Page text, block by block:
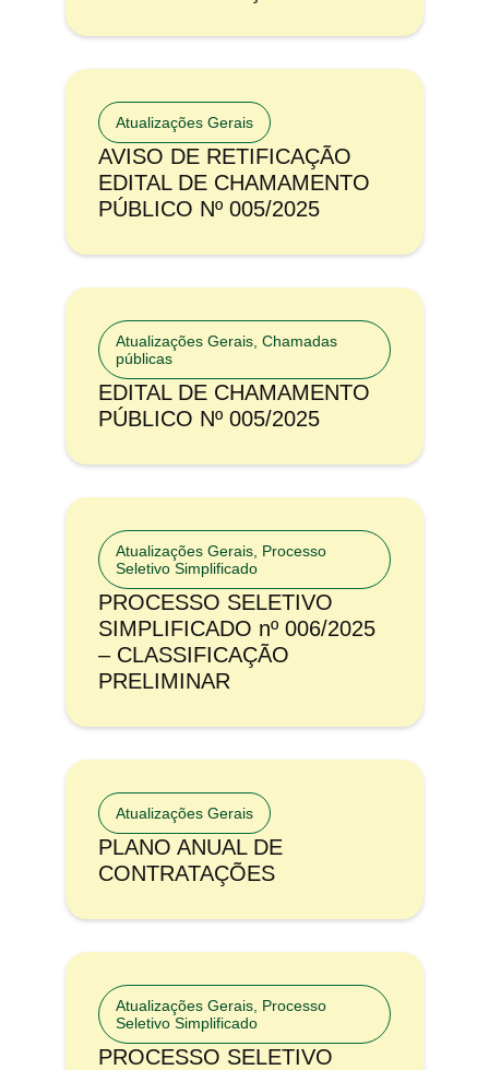
Atualizações Gerais
AVISO DE RETIFICAÇÃO
EDITAL DE CHAMAMENTO
PÚBLICO Nº 005/2025
Atualizações Gerais Chamadas
públicas
EDITAL DE CHAMAMENTO
PÚBLICO Nº 005/2025
Atualizações Gerais Processo
Seletivo Simplificado
PROCESSO SELETIVO
SIMPLIFICADO nº 006/2025
– CLASSIFICAÇÃO
PRELIMINAR
Atualizações Gerais
PLANO ANUAL DE
CONTRATAÇÕES
Atualizações Gerais Processo
Seletivo Simplificado
PROCESSO SELETIVO